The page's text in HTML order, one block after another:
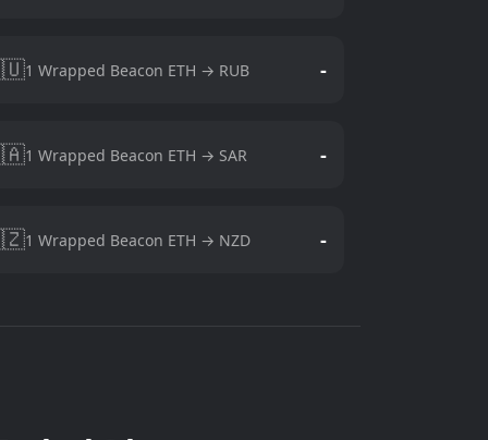
1 Wrapped Beacon ETH → RUB -
1 Wrapped Beacon ETH → SAR -
1 Wrapped Beacon ETH → NZD -